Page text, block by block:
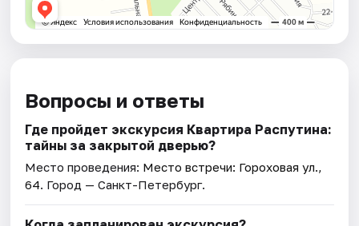
Вопросы и ответы
Где пройдет экскурсия Квартира Распутина:
тайны за закрытой дверью?
Место проведения: Место встречи: Гороховая ул.,
64. Город — Санкт-Петербург.